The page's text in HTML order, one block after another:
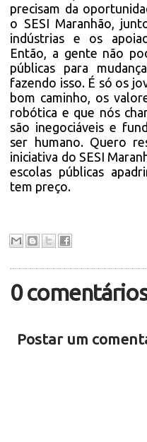
precisam da
o SESI Maranhão,
indústrias e os
Então, a gente não
públicas para
fazendo isso. É só os
bom caminho, os
robótica e que nós
são inegociáveis e
ser humano. Quero
iniciativa do SESI
escolas públicas
tem preço.
0
Postar um